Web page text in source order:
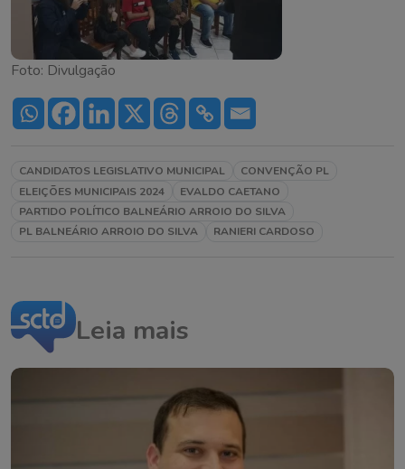
Foto: Divulgação
CANDIDATOS LEGISLATIVO MUNICIPAL
CONVENÇÃO PL
ELEIÇÕES MUNICIPAIS 2024
EVALDO CAETANO
PARTIDO POLÍTICO BALNEÁRIO ARROIO DO SILVA
PL BALNEÁRIO ARROIO DO SILVA
RANIERI CARDOSO
Leia mais